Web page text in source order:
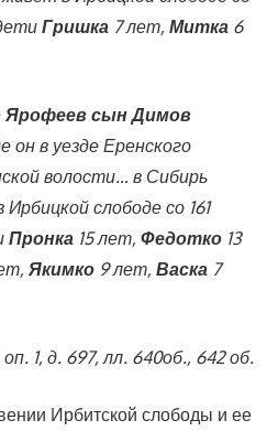
Гришка7 лет, Митка6
Ярофеев сын Димов
он в уезде Еренского
волости… в Сибирь
слободе со 161
Пронка15 лет, Федотко13
Якимко9 лет, Васка7
1, д. 697, лл. 640об., 642 об.
Ирбитской слободы и ее